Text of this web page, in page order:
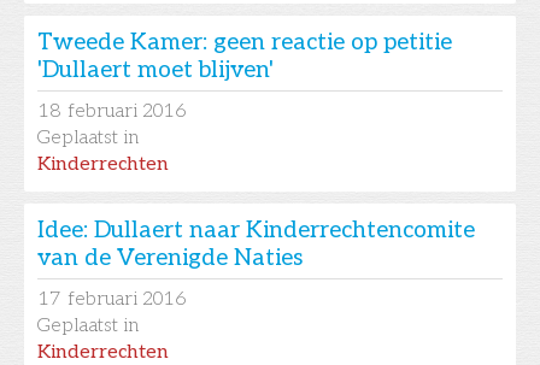
Tweede Kamer: geen reactie op petitie
'Dullaert moet blijven'
18 februari 2016
Geplaatst in
Kinderrechten
Idee: Dullaert naar Kinderrechtencomite
van de Verenigde Naties
17 februari 2016
Geplaatst in
Kinderrechten